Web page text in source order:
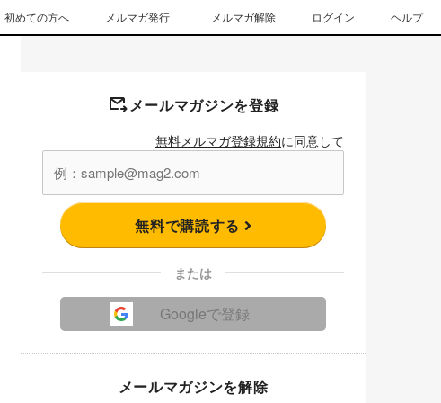
初めての方へ メルマガ発行 メルマガ解除 ログイン ヘルプ
メールマガジンを登録
無料メルマガ登録規約に同意して
無料で購読する
または
Googleで登録
メールマガジンを解除